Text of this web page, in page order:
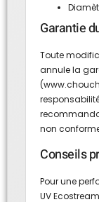
Garantie
Toute
annule la
(
non
Conseils
Pour une
UV